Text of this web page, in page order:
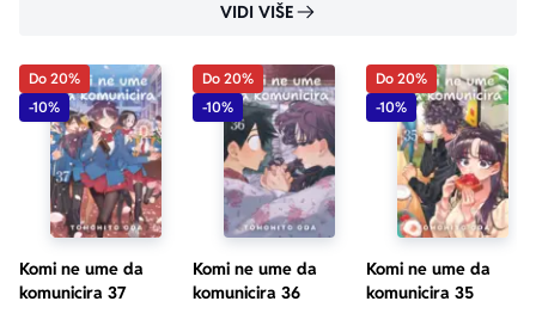
VIDI VIŠE
Do 20%
-10%
Komi ne ume da
komunicira 37
Do 20%
-10%
Komi ne ume da
komunicira 36
Do 20%
-10%
Komi ne ume da
komunicira 35